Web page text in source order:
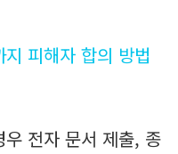
피해자 합의 방법
전자 문서 제출, 종